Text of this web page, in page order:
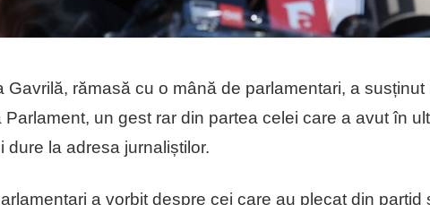
Gavrilă, rămasă cu o mână de parlamentari, a susținut
un gest rar din partea celei care a avut în
dure la adresa jurnaliștilor.
a vorbit despre cei care au plecat din partid